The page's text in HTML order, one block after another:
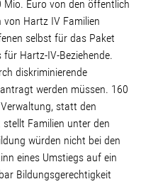
Euro von den öffentlich
Hartz IV Familien
selbst für das Paket
Hartz-IV-Beziehende.
diskriminierende
werden müssen. 160
statt den
Familien unter den
würden nicht bei den
eines Umstiegs auf ein
Bildungsgerechtigkeit